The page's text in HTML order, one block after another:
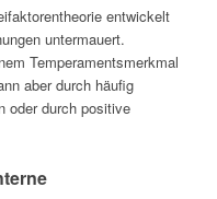
entwickelt
untermauert.
Temperamentsmerkmal
aber durch häufig
oder durch positive